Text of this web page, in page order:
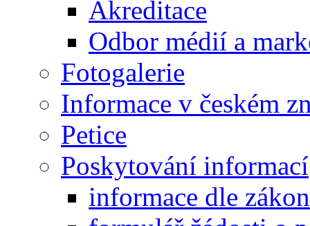
Akreditace
Odbor médií a
Fotogalerie
Informace v českém
Petice
Poskytování informací
informace dle